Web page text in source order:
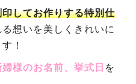
してお作りする特別仕
想いを美しくきれいに
！
様のお名前、挙式日 を